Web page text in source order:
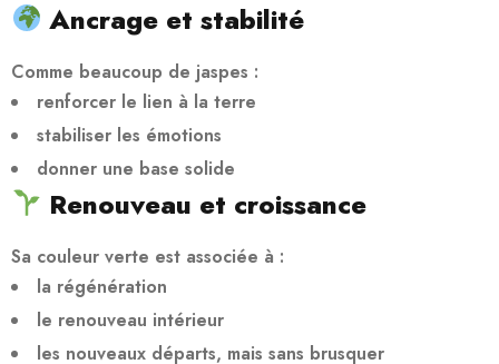
Ancrage et stabilité
Comme beaucoup de jaspes :
renforcer le lien à la terre
stabiliser les émotions
donner une base solide
Renouveau et croissance
Sa couleur verte est associée à :
la régénération
le renouveau intérieur
les nouveaux départs, mais sans brusquer